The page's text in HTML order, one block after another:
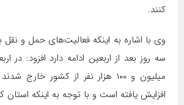
کنند.
وی با اشاره به اینکه فعالیت‌های حمل و
سه روز بعد از اربعین ادامه دارد افزود: در
افزایش یافته است و با توجه به اینکه استان